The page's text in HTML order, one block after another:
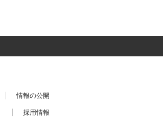
情報の公開
採用情報